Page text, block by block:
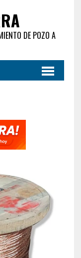
DE POZO A